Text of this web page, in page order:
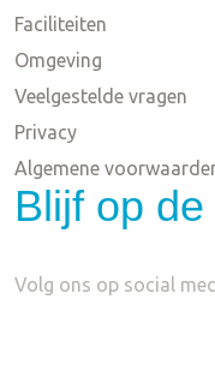
Faciliteiten
Omgeving
Veelgestelde vragen
Privacy
Algemene
Blijf op
Volg ons op social